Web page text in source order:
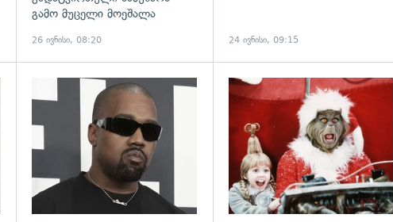
გამო მუცელი მოეშალა
26 ივნისი, 08:20 24 ივნისი, 09:15
გადახედვა